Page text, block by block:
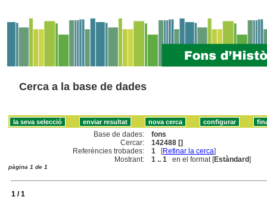
Cerca a la base de dades
Base de dades:
fons
Cercar:
142488 []
Referències trobades:
1 [Refinar la cerca]
Mostrant:
1 .. 1 en el format [Estàndard]
pàgina 1 de 1
1 / 1